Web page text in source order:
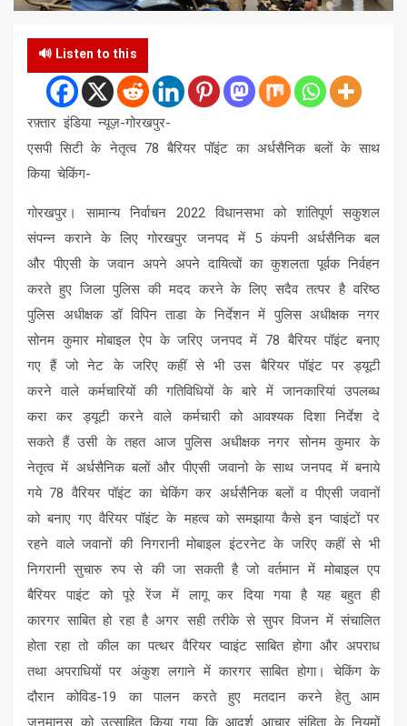
🔊 Listen to this
रफ़्तार इंडिया न्यूज़-गोरखपुर-
एसपी सिटी के नेतृत्व 78 बैरियर पॉइंट का अर्धसैनिक बलों के साथ
किया चेकिंग-
गोरखपुर। सामान्य निर्वाचन 2022 विधानसभा को शांतिपूर्ण सकुशल
संपन्न कराने के लिए गोरखपुर जनपद में 5 कंपनी अर्धसैनिक बल
और पीएसी के जवान अपने अपने दायित्वों का कुशलता पूर्वक निर्वहन
करते हुए जिला पुलिस की मदद करने के लिए सदैव तत्पर है वरिष्ठ
पुलिस अधीक्षक डॉ विपिन ताडा के निर्देशन में पुलिस अधीक्षक नगर
सोनम कुमार मोबाइल ऐप के जरिए जनपद में 78 बैरियर पॉइंट बनाए
गए हैं जो नेट के जरिए कहीं से भी उस बैरियर पॉइंट पर ड्यूटी
करने वाले कर्मचारियों की गतिविधियों के बारे में जानकारियां उपलब्ध
करा कर ड्यूटी करने वाले कर्मचारी को आवश्यक दिशा निर्देश दे
सकते हैं उसी के तहत आज पुलिस अधीक्षक नगर सोनम कुमार के
नेतृत्व में अर्धसैनिक बलों और पीएसी जवानो के साथ जनपद में बनाये
गये 78 वैरियर पॉइंट का चेकिंग कर अर्धसैनिक बलों व पीएसी जवानों
को बनाए गए वैरियर पॉइंट के महत्व को समझाया कैसे इन प्वाइंटों पर
रहने वाले जवानों की निगरानी मोबाइल इंटरनेट के जरिए कहीं से भी
निगरानी सुचारु रुप से की जा सकती है जो वर्तमान में मोबाइल एप
बैरियर पाइंट को पूरे रेंज में लागू कर दिया गया है यह बहुत ही
कारगर साबित हो रहा है अगर सही तरीके से सुपर विजन में संचालित
होता रहा तो कील का पत्थर वैरियर प्वाइंट साबित होगा और अपराध
तथा अपराधियों पर अंकुश लगाने में कारगर साबित होगा। चेकिंग के
दौरान कोविड-19 का पालन करते हुए मतदान करने हेतु आम